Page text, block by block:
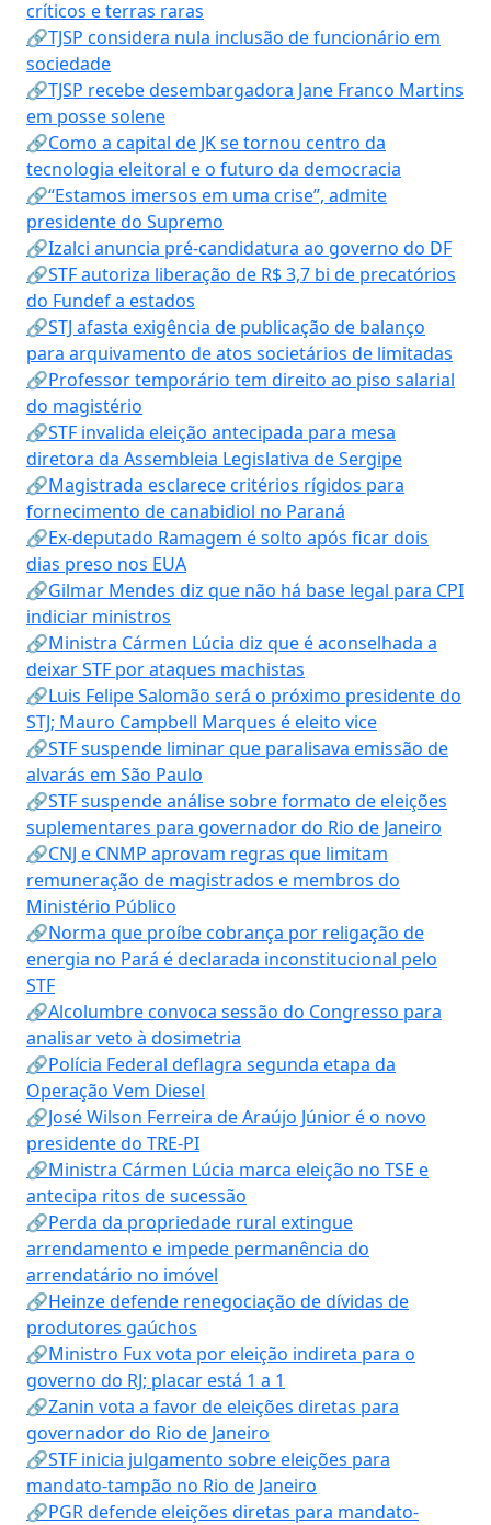
críticos e terras raras
🔗TJSP considera nula inclusão de funcionário em
sociedade
🔗TJSP recebe desembargadora Jane Franco Martins
em posse solene
🔗Como a capital de JK se tornou centro da
tecnologia eleitoral e o futuro da democracia
🔗“Estamos imersos em uma crise”, admite
presidente do Supremo
🔗Izalci anuncia pré-candidatura ao governo do DF
🔗STF autoriza liberação de R$ 3,7 bi de precatórios
do Fundef a estados
🔗STJ afasta exigência de publicação de balanço
para arquivamento de atos societários de limitadas
🔗Professor temporário tem direito ao piso salarial
do magistério
🔗STF invalida eleição antecipada para mesa
diretora da Assembleia Legislativa de Sergipe
🔗Magistrada esclarece critérios rígidos para
fornecimento de canabidiol no Paraná
🔗Ex-deputado Ramagem é solto após ficar dois
dias preso nos EUA
🔗Gilmar Mendes diz que não há base legal para CPI
indiciar ministros
🔗Ministra Cármen Lúcia diz que é aconselhada a
deixar STF por ataques machistas
🔗Luis Felipe Salomão será o próximo presidente do
STJ; Mauro Campbell Marques é eleito vice
🔗STF suspende liminar que paralisava emissão de
alvarás em São Paulo
🔗STF suspende análise sobre formato de eleições
suplementares para governador do Rio de Janeiro
🔗CNJ e CNMP aprovam regras que limitam
remuneração de magistrados e membros do
Ministério Público
🔗Norma que proíbe cobrança por religação de
energia no Pará é declarada inconstitucional pelo
STF
🔗Alcolumbre convoca sessão do Congresso para
analisar veto à dosimetria
🔗Polícia Federal deflagra segunda etapa da
Operação Vem Diesel
🔗José Wilson Ferreira de Araújo Júnior é o novo
presidente do TRE-PI
🔗Ministra Cármen Lúcia marca eleição no TSE e
antecipa ritos de sucessão
🔗Perda da propriedade rural extingue
arrendamento e impede permanência do
arrendatário no imóvel
🔗Heinze defende renegociação de dívidas de
produtores gaúchos
🔗Ministro Fux vota por eleição indireta para o
governo do RJ; placar está 1 a 1
🔗Zanin vota a favor de eleições diretas para
governador do Rio de Janeiro
🔗STF inicia julgamento sobre eleições para
mandato-tampão no Rio de Janeiro
🔗PGR defende eleições diretas para mandato-